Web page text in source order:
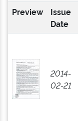
Preview
Issue
Date
2014-
02-21